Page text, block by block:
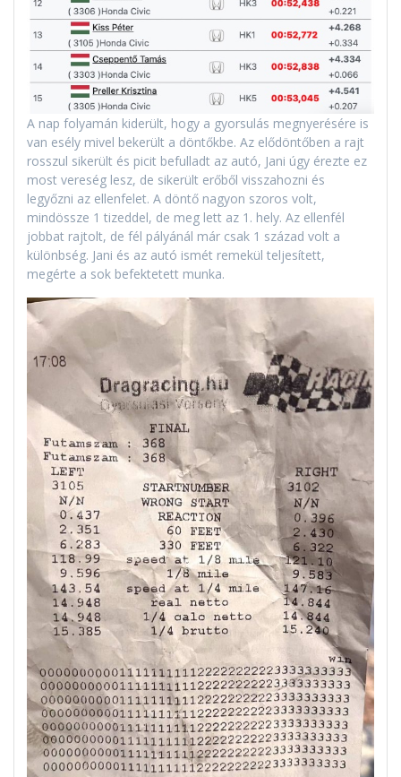
A nap folyamán kiderült, hogy a gyorsulás megnyerésére is
van esély mivel bekerült a döntőkbe. Az elődöntőben a rajt
rosszul sikerült és picit befulladt az autó, Jani úgy érezte ez
most vereség lesz, de sikerült erőből visszahozni és
legyőzni az ellenfelet. A döntő nagyon szoros volt,
mindössze 1 tizeddel, de meg lett az 1. hely. Az ellenfél
jobbat rajtolt, de fél pályánál már csak 1 század volt a
különbség. Jani és az autó ismét remekül teljesített,
megérte a sok befektetett munka.